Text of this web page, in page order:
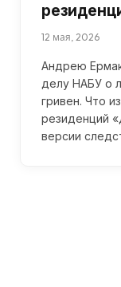
12 мая, 2026
Андрею
делу НАБУ о
гривен. Что
резиденций
версии